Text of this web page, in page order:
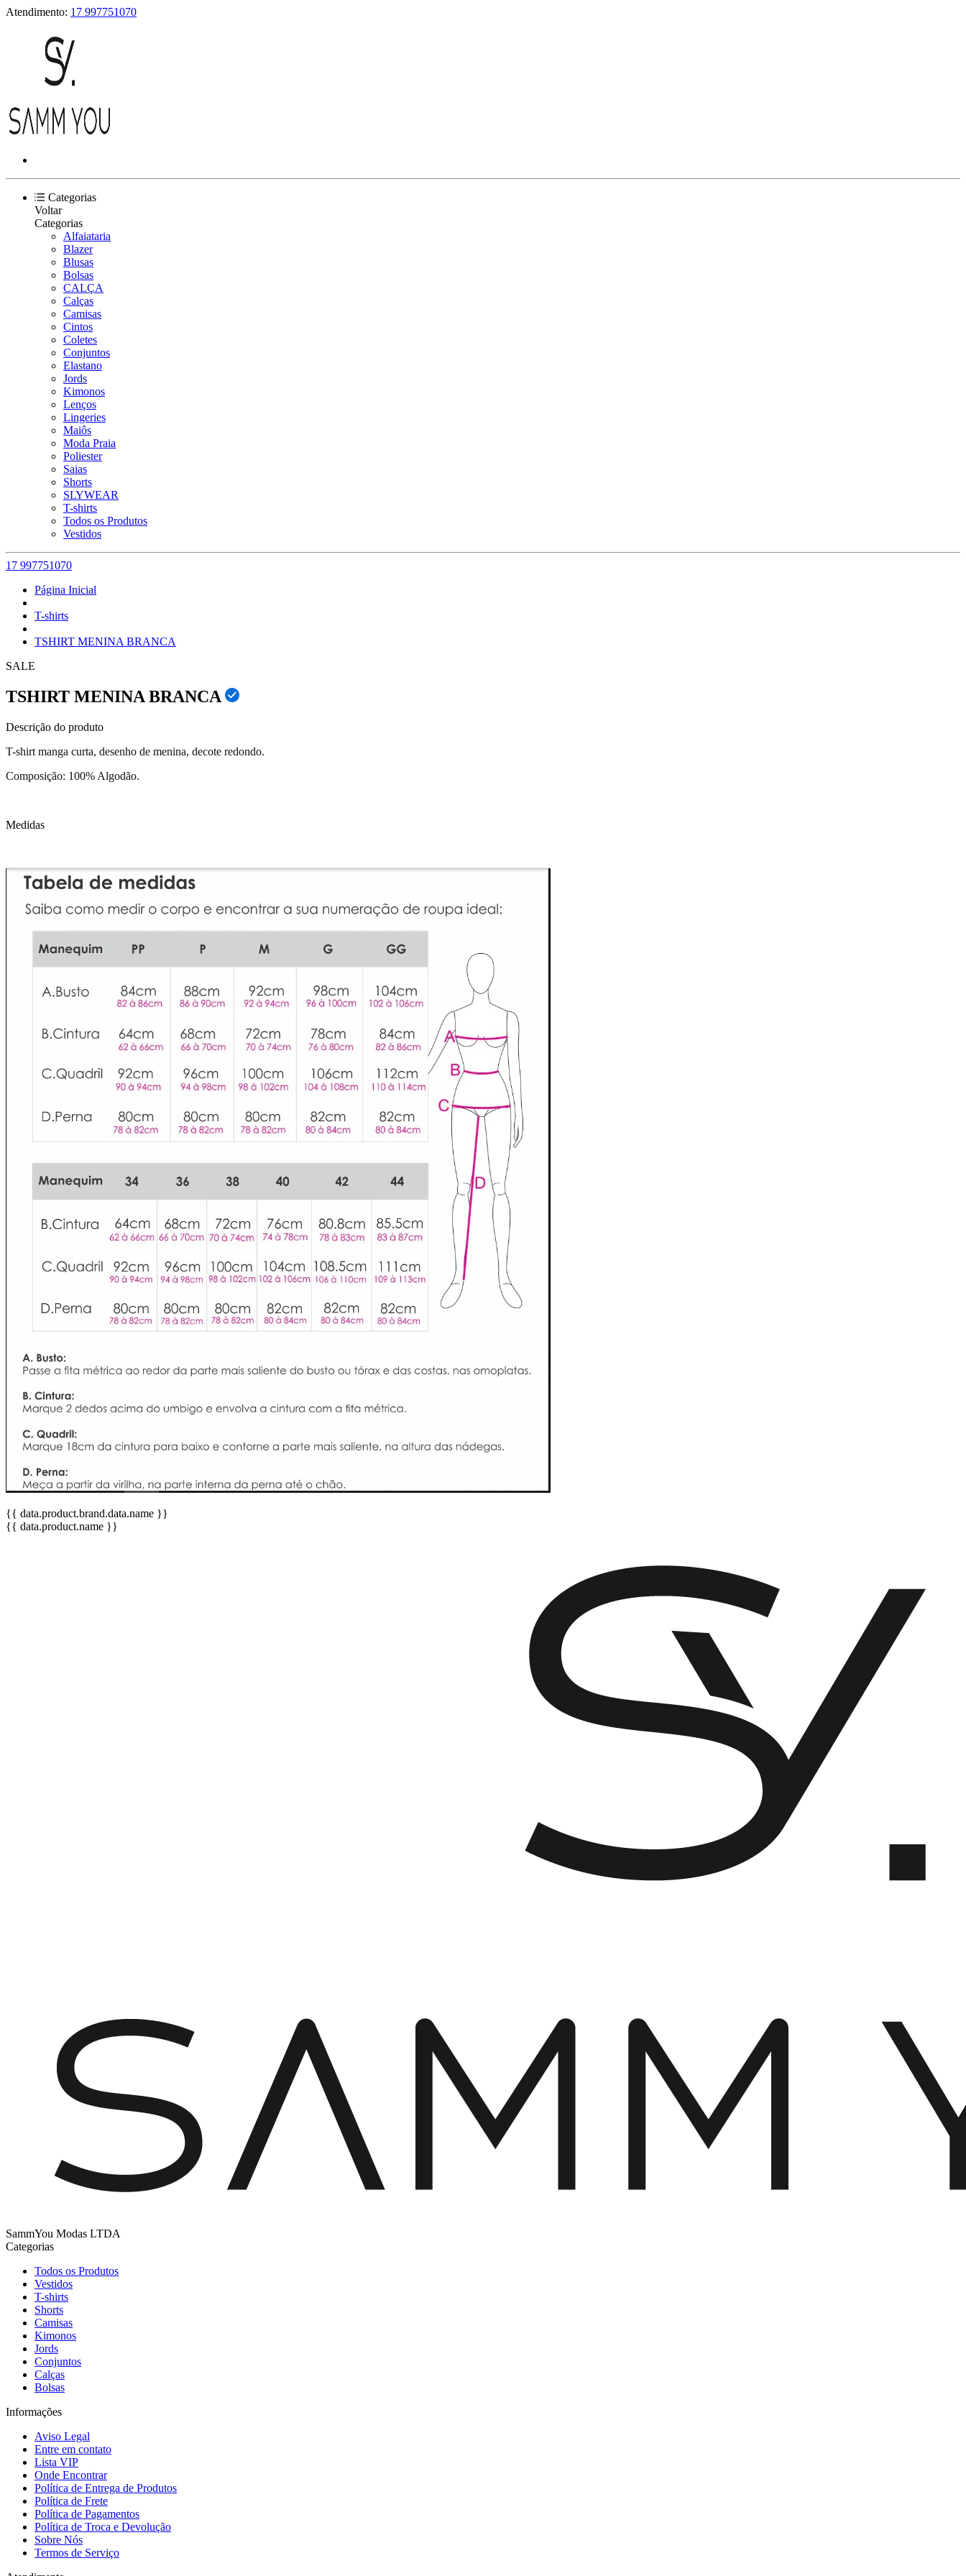
Atendimento: 17 997751070
Categorias
Voltar
Categorias
Alfaiataria
Blazer
Blusas
Bolsas
CALÇA
Calças
Camisas
Cintos
Coletes
Conjuntos
Elastano
Jords
Kimonos
Lenços
Lingeries
Maiôs
Moda Praia
Poliester
Saias
Shorts
SLYWEAR
T-shirts
Todos os Produtos
Vestidos
17 997751070
Página Inicial
T-shirts
TSHIRT MENINA BRANCA
SALE
TSHIRT MENINA BRANCA
Descrição do produto
T-shirt manga curta, desenho de menina, decote redondo.
Composição: 100% Algodão.
Medidas
{{ data.product.brand.data.name }}
{{ data.product.name }}
SammYou Modas LTDA
Categorias
Todos os Produtos
Vestidos
T-shirts
Shorts
Camisas
Kimonos
Jords
Conjuntos
Calças
Bolsas
Informações
Aviso Legal
Entre em contato
Lista VIP
Onde Encontrar
Política de Entrega de Produtos
Política de Frete
Política de Pagamentos
Política de Troca e Devolução
Sobre Nós
Termos de Serviço